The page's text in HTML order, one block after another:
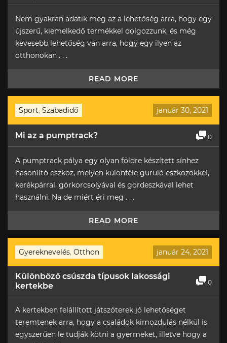
Nem gyakran adatik meg az a lehetőség arra, hogy egy
újszerű, kiemelkedő termékkel dolgozzunk, és még
kevesebb lehetőség van arra, hogy egy ilyen az
otthonokan . . .
READ MORE
Sport, Szabadidő január 30, 2021
Mi az a pumptrack? 0
A pumptrack pálya egy olyan földre készített sínhez
hasonlító eszköz, melyen különféle guruló eszközökkel,
kerékpárral, görkorcsolyával és gördeszkával lehet
használni. Na de miért éri meg . . .
READ MORE
Gyereknevelés, Otthon január 24, 2021
Különböző csúszda típusok lakossági
kertekbe
0
A kertekben felállított játszóterek jó lehetőséget
teremtenek arra, hogy a családok kimozdulás nélkül is
egyszerűen le tudják kötni a gyermeket, illetve hogy a